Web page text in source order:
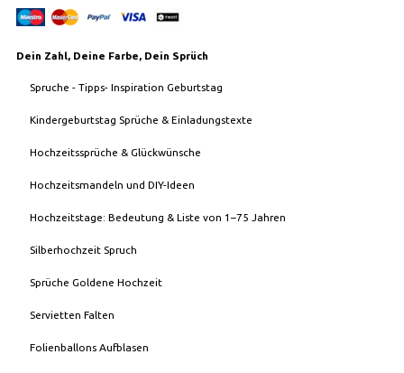
Dein Zahl, Deine Farbe, Dein Sprüch
Spruche - Tipps- Inspiration Geburtstag
Kindergeburtstag Sprüche & Einladungstexte
Hochzeitssprüche & Glückwünsche
Hochzeitsmandeln und DIY-Ideen
Hochzeitstage: Bedeutung & Liste von 1–75 Jahren
Silberhochzeit Spruch
Sprüche Goldene Hochzeit
Servietten Falten
Folienballons Aufblasen